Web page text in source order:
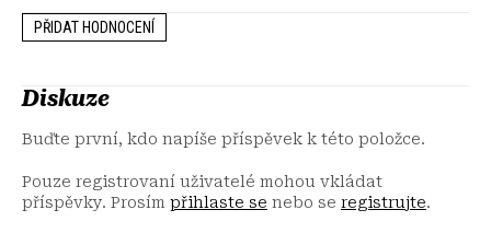
PŘIDAT HODNOCENÍ
Diskuze
Buďte první, kdo napíše příspěvek k této položce.
Pouze registrovaní uživatelé mohou vkládat
příspěvky. Prosím přihlaste se nebo se registrujte.